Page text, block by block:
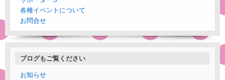
各種イベントについて
お問合せ
ブログもご覧ください
お知らせ